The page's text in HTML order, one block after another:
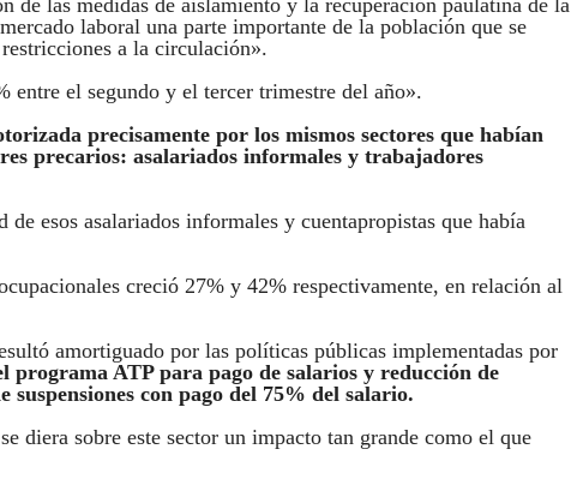
de las medidas de aislamiento y la recuperación paulatina de la
laboral una parte importante de la población que se
a la circulación».
entre el segundo y el tercer trimestre del año».
precisamente por los mismos sectores que habían
precarios: asalariados informales y trabajadores
esos asalariados informales y cuentapropistas que había
creció 27% y 42% respectivamente, en relación al
amortiguado por las políticas públicas implementadas por
programa ATP para pago de salarios y reducción de
con pago del 75% del salario.
diera sobre este sector un impacto tan grande como el que